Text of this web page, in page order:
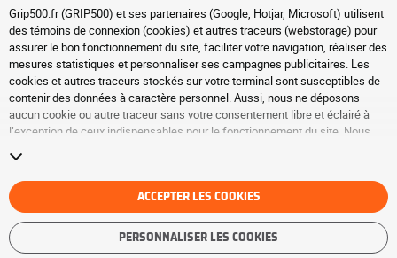
Grip500.fr (GRIP500) et ses partenaires (Google, Hotjar, Microsoft) utilisent
des témoins de connexion (cookies) et autres traceurs (webstorage) pour
assurer le bon fonctionnement du site, faciliter votre navigation, réaliser des
mesures statistiques et personnaliser ses campagnes publicitaires. Les
cookies et autres traceurs stockés sur votre terminal sont susceptibles de
contenir des données à caractère personnel. Aussi, nous ne déposons
aucun cookie ou autre traceur sans votre consentement libre et éclairé à
l’exception de ceux indispensables pour le fonctionnement du site. Nous
consentement à tout moment en vous rendant sur la
traceurs. Vous pouvez choisir de continuer à naviguer sans accepter le
dépôt de cookies ou autres traceurs. Le refus ne fait pas obstacle à l’accès
aux services GRIP500. Pour plus d’informations, nous vous invitons à
consulter
la page cookies et autres traceurs
ACCEPTER LES COOKIES
PERSONNALISER LES COOKIES